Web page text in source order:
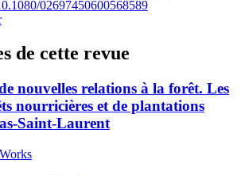
02697450600568589
de cette revue
nouvelles relations à la forêt. Les
nourricières et de plantations
Saint-Laurent